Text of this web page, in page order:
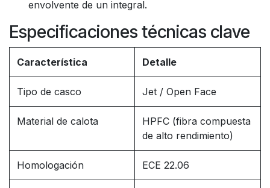
envolvente de un integral.
Especificaciones técnicas clave
Característica Detalle
Tipo de casco Jet / Open Face
Material de calota
HPFC (fibra compuesta
de alto rendimiento)
Homologación ECE 22.06